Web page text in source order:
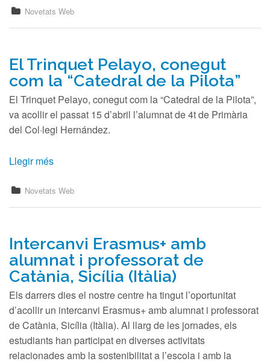
Novetats Web
El Trinquet Pelayo, conegut
com la “Catedral de la Pilota”
El Trinquet Pelayo, conegut com la “Catedral de la Pilota”,
va acollir el passat 15 d’abril l’alumnat de 4t de Primària
del Col·legi Hernández.
Llegir més
Novetats Web
Intercanvi Erasmus+ amb
alumnat i professorat de
Catània, Sicília (Itàlia)
Els darrers dies el nostre centre ha tingut l’oportunitat
d’acollir un intercanvi Erasmus+ amb alumnat i professorat
de Catània, Sicília (Itàlia). Al llarg de les jornades, els
estudiants han participat en diverses activitats
relacionades amb la sostenibilitat a l’escola i amb la